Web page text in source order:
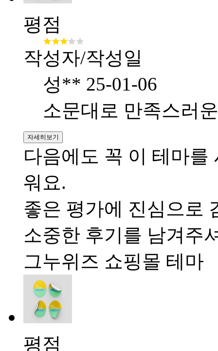
평점
작성자/작성일
성** 25-01-06
소문대로 만족스러
자세히보기
다음에도 꼭 이 테마를
워요.
좋은 평가에 진심으로
소중한 후기를 남겨주
그누위즈 쇼핑몰 테마
평점